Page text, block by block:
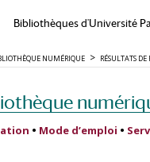
Bibliothèques d'Université
NUMÉRIQUE RÉSULTATS DE
• Mode d’emploi •